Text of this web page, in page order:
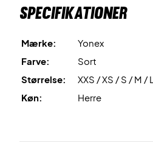
Specifikationer
Mærke:
Yonex
Farve:
Sort
Størrelse:
XXS / XS / S / M /
Køn:
Herre